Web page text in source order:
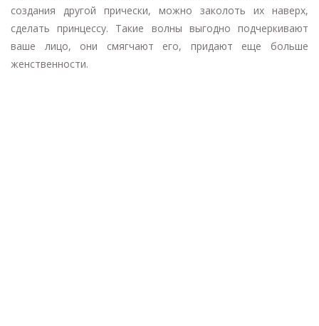
создания другой прически, можно заколоть их наверх,
сделать принцессу. Такие волны выгодно подчеркивают
ваше лицо, они смягчают его, придают еще больше
женственности.